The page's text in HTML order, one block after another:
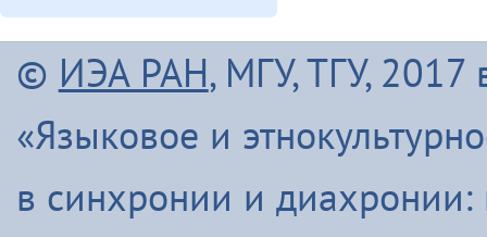
© ИЭА РАН, МГУ, ТГУ, 2017
«Языковое и
в синхронии и диахронии: